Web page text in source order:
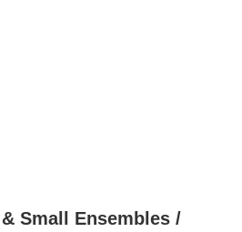
Small Ensembles /